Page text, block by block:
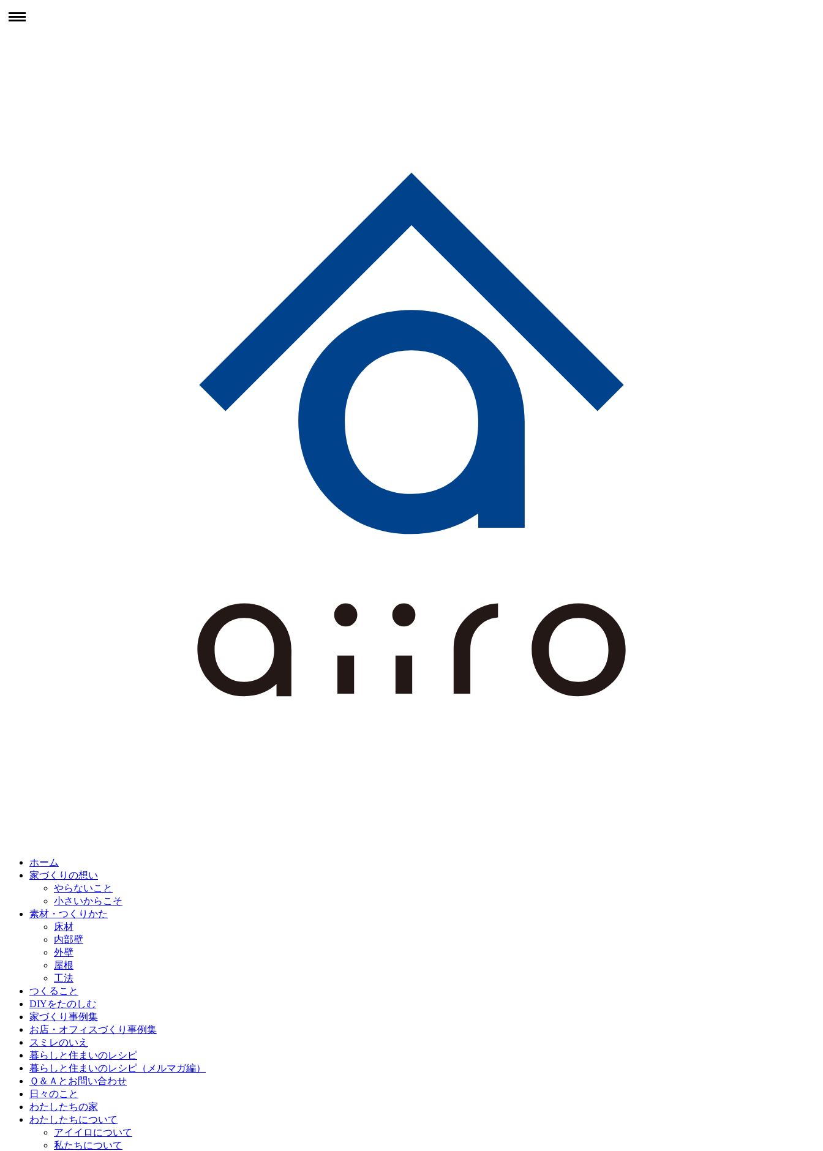
ホーム
家づくりの想い
やらないこと
小さいからこそ
素材・つくりかた
床材
内部壁
外壁
屋根
工法
つくること
DIYをたのしむ
家づくり事例集
お店・オフィスづくり事例集
スミレのいえ
暮らしと住まいのレシピ
暮らしと住まいのレシピ（メルマガ編）
Ｑ＆Ａとお問い合わせ
日々のこと
わたしたちの家
わたしたちについて
アイイロについて
私たちについて